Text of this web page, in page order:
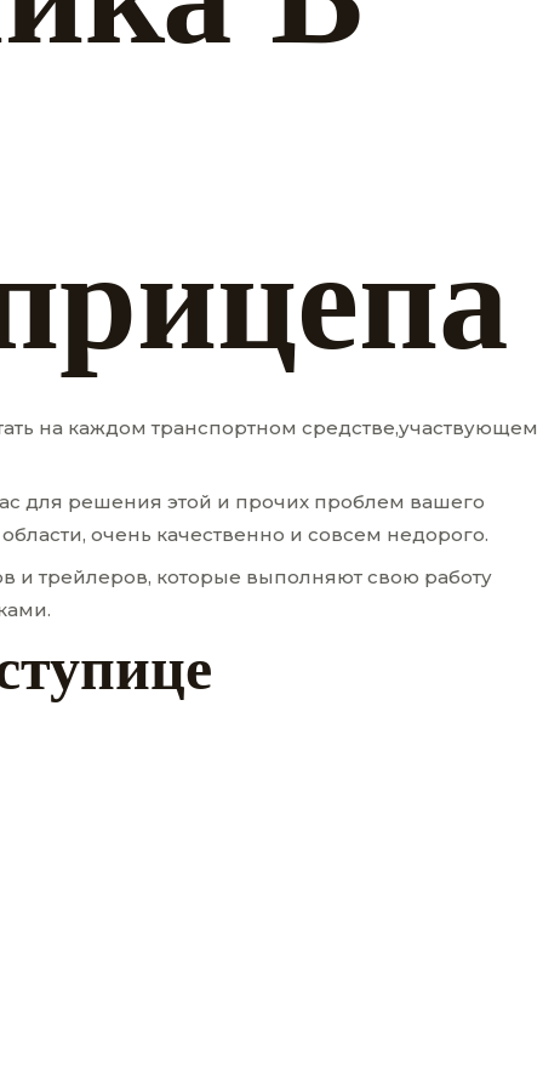
на каждом транспортном средстве,участвующем
для решения этой и прочих проблем вашего
очень качественно и совсем недорого.
и трейлеров, которые выполняют свою работу